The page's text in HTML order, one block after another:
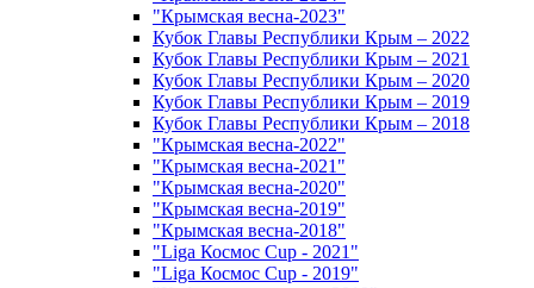
"Крымская весна-2023"
Кубок Главы Республики Крым – 2022
Кубок Главы Республики Крым – 2021
Кубок Главы Республики Крым – 2020
Кубок Главы Республики Крым – 2019
Кубок Главы Республики Крым – 2018
"Крымская весна-2022"
"Крымская весна-2021"
"Крымская весна-2020"
"Крымская весна-2019"
"Крымская весна-2018"
"Liga Космос Cup - 2021"
"Liga Космос Cup - 2019"